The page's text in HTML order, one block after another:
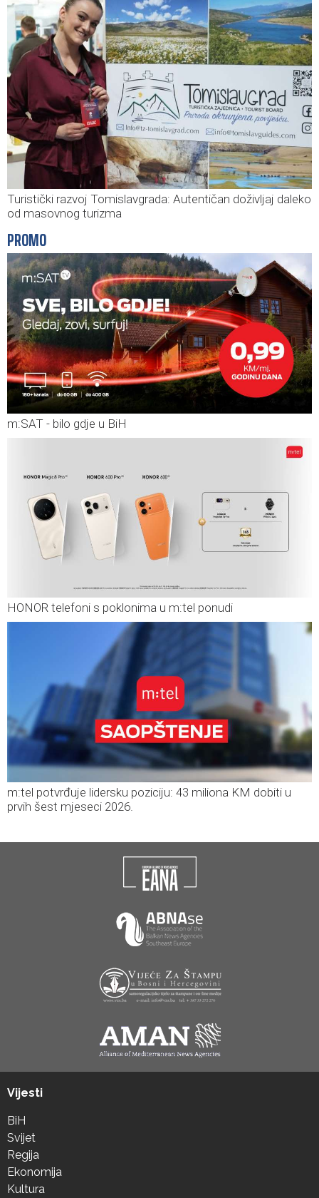
Turistički razvoj Tomislavgrada: Autentičan doživljaj daleko
od masovnog turizma
PROMO
m:SAT - bilo gdje u BiH
HONOR telefoni s poklonima u m:tel ponudi
m:tel potvrđuje lidersku poziciju: 43 miliona KM dobiti u
prvih šest mjeseci 2026.
Vijesti
BiH
Svijet
Regija
Ekonomija
Kultura